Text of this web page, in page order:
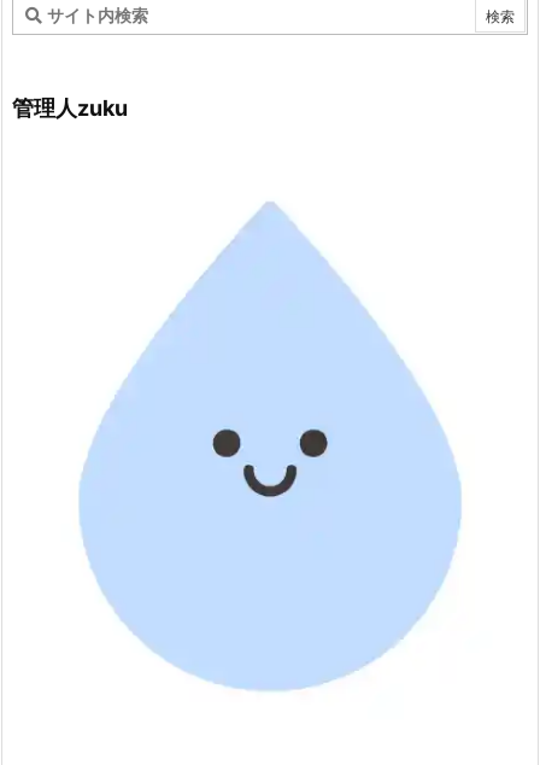
管理人zuku